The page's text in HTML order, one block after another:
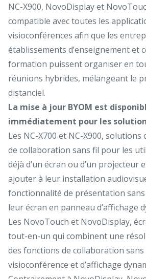
NC-X900, NovoDisplay et
compatible avec toutes les
visioconférences afin que les
établissements d’enseignement et
formation puissent organiser en
réunions hybrides, mélangeant le
distanciel.
La mise à jour BYOM est
immédiatement pour les
Les NC-X700 et NC-X900,
de collaboration sans fil pour les
déjà d’un écran ou d’un projecteur
ajouter à leur installation
fonctionnalité de présentation
leur écran en panneau d’affichage
Les NovoTouch et NovoDisplay,
tout-en-un qui combinent une
des fonctions de collaboration sans
visioconférence et d’affichage